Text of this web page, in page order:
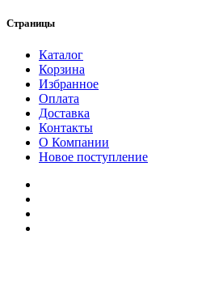
Страницы
Каталог
Корзина
Избранное
Оплата
Доставка
Контакты
О Компании
Новое поступление